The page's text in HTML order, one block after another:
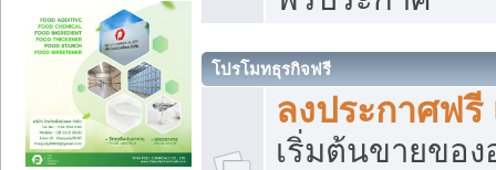
โปรโมทธุรกิจฟรี
ลงประกาศฟรี
เริ่มต้นขายขอ